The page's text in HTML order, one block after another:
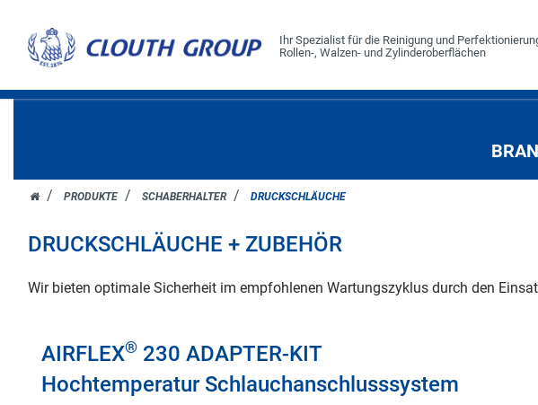
Zum
Ihr Spezialist für die Reinigung und
Rollen-, Walzen- und Zylinderoberflächen
HOMEPRODUKTE SCHABERHALTER DRUCKSCHLÄUCHE
DRUCKSCHLÄUCHE + ZUBEHÖR
Wir bieten optimale Sicherheit im empfohlenen Wartungszyklus durch den
AIRFLEX® 230 ADAPTER-KIT
Hochtemperatur Schlauchanschlusssystem